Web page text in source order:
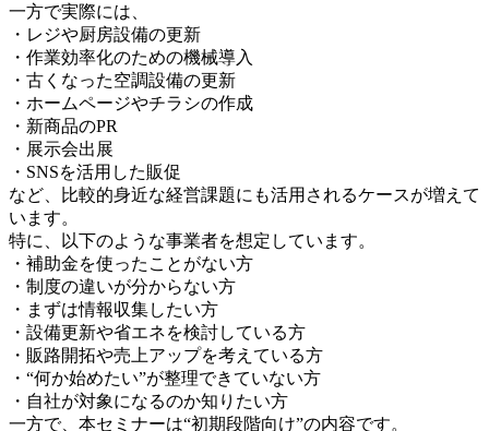
一方で実際には、
・レジや厨房設備の更新
・作業効率化のための機械導入
・古くなった空調設備の更新
・ホームページやチラシの作成
・新商品のPR
・展示会出展
・SNSを活用した販促
など、比較的身近な経営課題にも活用されるケースが増えて
います。
特に、以下のような事業者を想定しています。
・補助金を使ったことがない方
・制度の違いが分からない方
・まずは情報収集したい方
・設備更新や省エネを検討している方
・販路開拓や売上アップを考えている方
・“何か始めたい”が整理できていない方
・自社が対象になるのか知りたい方
一方で、本セミナーは“初期段階向け”の内容です。